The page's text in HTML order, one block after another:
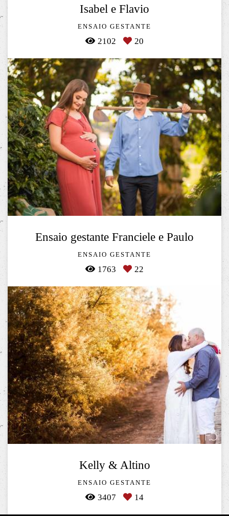
Isabel e Flavio
ENSAIO GESTANTE
2102 20
Ensaio gestante Franciele e Paulo
ENSAIO GESTANTE
1763 22
Kelly & Altino
ENSAIO GESTANTE
3407 14